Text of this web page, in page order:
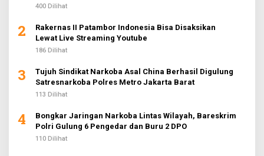
400 Dilihat
2
Rakernas II Patambor Indonesia Bisa Disaksikan
Lewat Live Streaming Youtube
186 Dilihat
3
Tujuh Sindikat Narkoba Asal China Berhasil Digulung
Satresnarkoba Polres Metro Jakarta Barat
113 Dilihat
4
Bongkar Jaringan Narkoba Lintas Wilayah, Bareskrim
Polri Gulung 6 Pengedar dan Buru 2 DPO
110 Dilihat